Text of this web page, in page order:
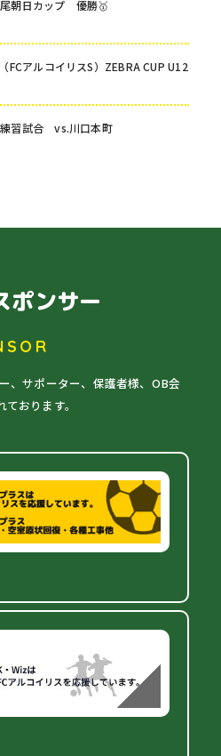
朝日カップ 優勝🥇
FCアルコイリスS）ZEBRA CUP U12
習試合 vs.川口本町
ポンサー
、サポーター、保護者様、OB会
おります。